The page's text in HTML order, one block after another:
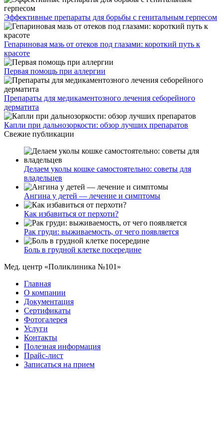
Эффективные препараты для борьбы с генитальным герпесом
Гепариновая мазь от отеков под глазами: короткий путь к
красоте
Первая помощь при аллергии
Препараты для медикаментозного лечения себорейного
дерматита
Капли при дальнозоркости: обзор лучших препаратов
Свежие публикации
Делаем уколы кошке самостоятельно: советы для
владельцев
Ангина у детей — лечение и симптомы
Как избавиться от перхоти?
Рак груди: выживаемость, от чего появляется
Боль в грудной клетке посередине
Мед. центр «Поликлиника №101»
Главная
О компании
Документация
Сертификаты
Фотогалерея
Услуги
Контакты
Полезная информация
Прайс-лист
Записаться на прием